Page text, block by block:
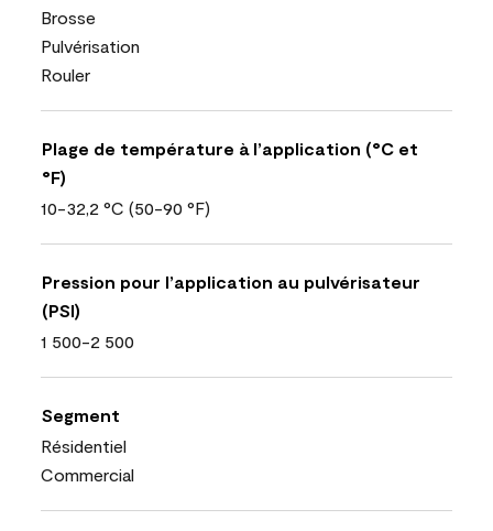
Brosse
Pulvérisation
Rouler
Plage de température à l’application (°C et
°F)
10-32,2 °C (50-90 °F)
Pression pour l’application au pulvérisateur
(PSI)
1 500-2 500
Segment
Résidentiel
Commercial